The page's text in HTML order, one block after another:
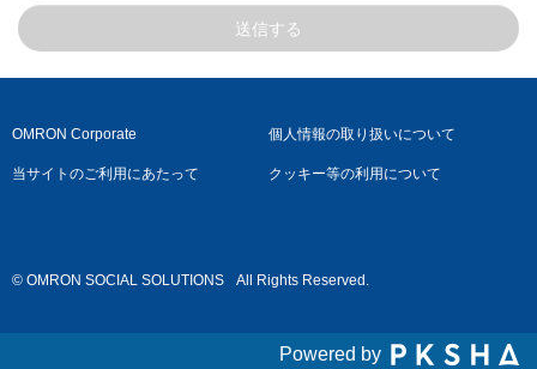
送信する
OMRON Corporate 個人情報の取り扱いについて
当サイトのご利用にあたって クッキー等の利用について
© OMRON SOCIAL SOLUTIONS All Rights Reserved.
Powered by